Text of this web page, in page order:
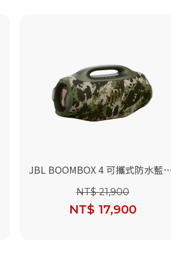
JBL BOOMBOX 4 可攜式防水藍牙
NT$ 21,900
NT$ 17,900